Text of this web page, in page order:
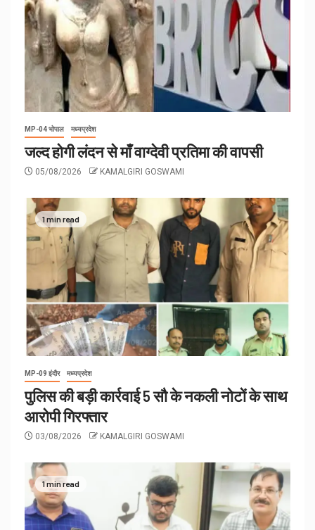
MP-04 भोपाल मध्यप्रदेश
जल्द होगी लंदन से माँ वाग्देवी प्रतिमा की वापसी
05/08/2026 KAMALGIRI GOSWAMI
1 min read
MP-09 इंदौर मध्यप्रदेश
पुलिस की बड़ी कार्रवाई 5 सौ के नकली नोटों के साथ
आरोपी गिरफ्तार
03/08/2026 KAMALGIRI GOSWAMI
1 min read